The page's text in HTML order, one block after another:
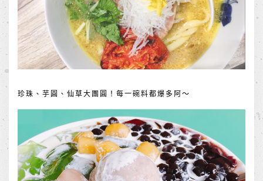
珍珠、芋圓、仙草大團圓！每一碗料都爆多阿～